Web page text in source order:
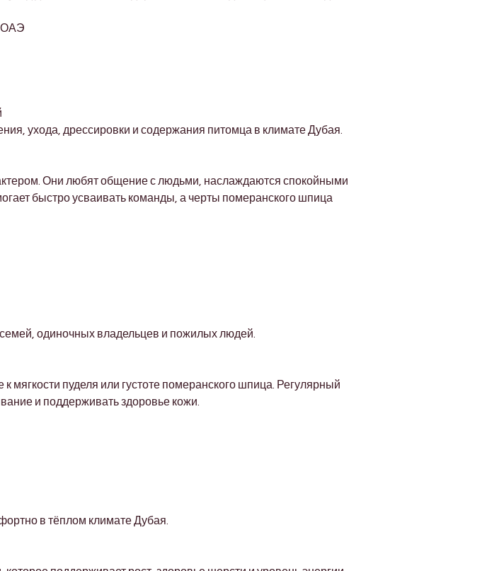
ОАЭ
ухода, дрессировки и содержания питомца в климате Дубая.
Они любят общение с людьми, наслаждаются спокойными
быстро усваивать команды, а черты померанского шпица
одиночных владельцев и пожилых людей.
пуделя или густоте померанского шпица. Регулярный
и поддерживать здоровье кожи.
в тёплом климате Дубая.